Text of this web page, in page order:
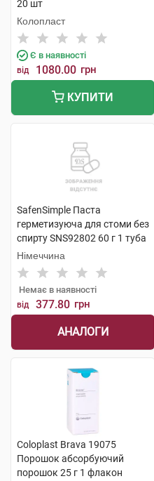
20 шт
Колопласт
Є в наявності
від 1080.00 грн
КУПИТИ
SafenSimple Паста
герметизуюча для стоми без
спирту SNS92802 60 г 1 туба
Німеччина
Немає в наявності
від 377.80 грн
АНАЛОГИ
Coloplast Brava 19075
Порошок абсорбуючий
порошок 25 г 1 флакон